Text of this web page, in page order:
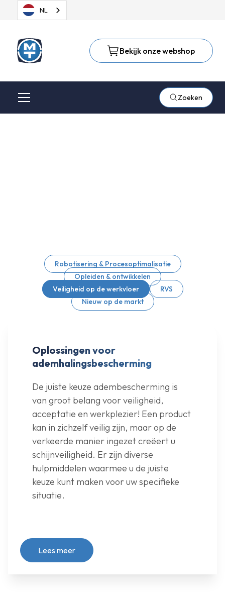
NL
Bekijk onze webshop
Zoeken
Robotisering & Procesoptimalisatie
Opleiden & ontwikkelen
Veiligheid op de werkvloer
RVS
Nieuw op de markt
Oplossingen voor
ademhalingsbescherming
De juiste keuze adembescherming is
van groot belang voor veiligheid,
acceptatie en werkplezier! Een product
kan in zichzelf veilig zijn, maar op de
verkeerde manier ingezet creëert u
schijnveiligheid. Er zijn diverse
hulpmiddelen waarmee u de juiste
keuze kunt maken voor uw specifieke
situatie.
Lees meer